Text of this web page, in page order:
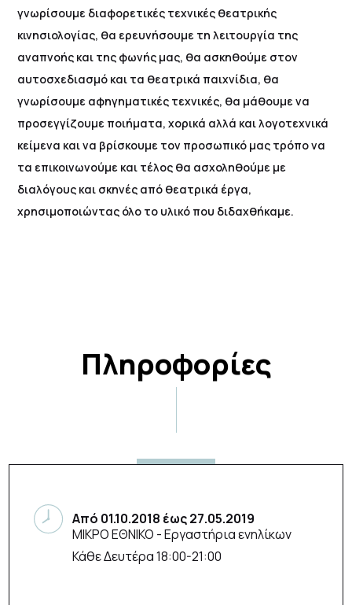
γνωρίσουμε διαφορετικές τεχνικές θεατρικής
κινησιολογίας, θα ερευνήσουμε τη λειτουργία της
αναπνοής και της φωνής μας, θα ασκηθούμε στον
αυτοσχεδιασμό και τα θεατρικά παιχνίδια, θα
γνωρίσουμε αφηγηματικές τεχνικές, θα μάθουμε να
προσεγγίζουμε ποιήματα, χορικά αλλά και λογοτεχνικά
κείμενα και να βρίσκουμε τον προσωπικό μας τρόπο να
τα επικοινωνούμε και τέλος θα ασχοληθούμε με
διαλόγους και σκηνές από θεατρικά έργα,
χρησιμοποιώντας όλο το υλικό που διδαχθήκαμε.
Πληροφορίες
Από 01.10.2018 έως27.05.2019
ΜΙΚΡΟ ΕΘΝΙΚΟ - Εργαστήρια ενηλίκων
Κάθε Δευτέρα 18:00-21:00